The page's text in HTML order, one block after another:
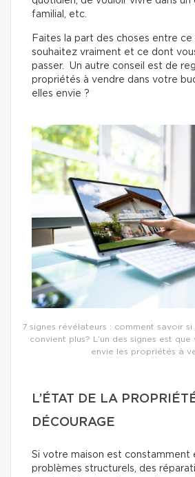
familial, etc.
Faites la part des choses entre ce
souhaitez vraiment et ce dont
passer. Un autre conseil est de
propriétés à vendre dans votre
elles envie ?
7 signes révélateurs : comment savoir
convient plus? L’un des signes est
envie les propriétés à
L’ÉTAT DE LA
DÉCOURAGE
Si votre maison est constamment
problèmes structurels, des